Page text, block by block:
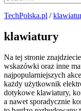
TechPolska.pl /
klawiatury
Na tej stronie
wskazówki oraz inne
najpopularniejszych
każdy użytkownik
dotykowe klawiatury,
a nawet sporadycznie